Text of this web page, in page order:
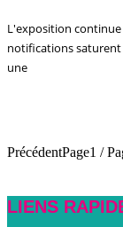
L'exposition
notifications
une
PrécédentPage1 /
LIENS